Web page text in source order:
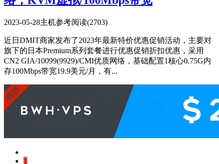
2023-05-28主机参考阅读(2703)
近日DMIT商家发布了2023年最新特价优惠促销活动，主要对
旗下的日本Premium系列套餐进行优惠促销折扣优惠，采用
CN2 GIA/10099(9929)/CMI优质网络，基础配置1核心0.75G内
存100Mbps带宽19.9美元/月，有...
1